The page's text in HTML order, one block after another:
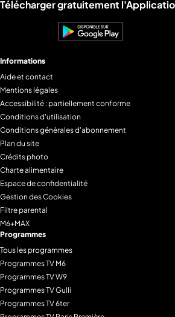
Liens utiles M6+.
Télécharger gratuitement
Informations
Aide et contact
Mentions légales
Accessibilité : partiellement conforme
Conditions d'utilisation
Conditions générales d'abonnement
Plan du site
Crédits photo
Charte alimentaire
Espace de confidentialité
Gestion des Cookies
Filtre parental
M6+MAX
Programmes
Tous les programmes
Programmes TV M6
Programmes TV W9
Programmes TV Gulli
Programmes TV 6ter